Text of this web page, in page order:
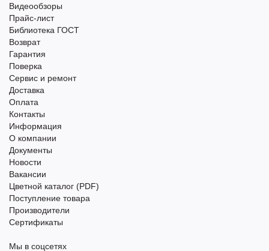
Видеообзоры
Прайс-лист
Библиотека ГОСТ
Возврат
Гарантия
Поверка
Сервис и ремонт
Доставка
Оплата
Контакты
Информация
О компании
Документы
Новости
Вакансии
Цветной каталог (PDF)
Поступление товара
Производители
Сертификаты
Мы в соцсетях